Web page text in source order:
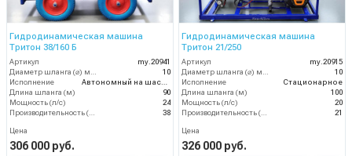
Гидродинамическая машина
Тритон 38/160 Б
Артикул
my.20941
Диаметр шланга (⌀) мм:
10
Исполнение
Автономный на шасси
Длина шланга (м)
90
Мощность (л/с)
24
Производительность (л/мин)
38
Цена
306 000 руб.
Гидродинамическая машина
Тритон 21/250
Артикул
my.20915
Диаметр шланга (⌀) мм:
10
Исполнение
Стационарное
Длина шланга (м)
100
Мощность (л/с)
20
Производительность (л/мин)
21
Цена
326 000 руб.